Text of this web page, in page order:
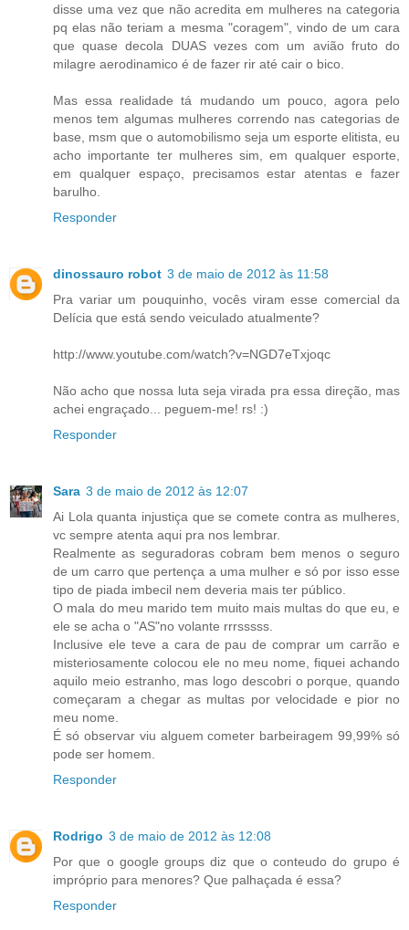
disse uma vez que não acredita em mulheres na categoria
pq elas não teriam a mesma "coragem", vindo de um cara
que quase decola DUAS vezes com um avião fruto do
milagre aerodinamico é de fazer rir até cair o bico.
Mas essa realidade tá mudando um pouco, agora pelo
menos tem algumas mulheres correndo nas categorias de
base, msm que o automobilismo seja um esporte elitista, eu
acho importante ter mulheres sim, em qualquer esporte,
em qualquer espaço, precisamos estar atentas e fazer
barulho.
Responder
dinossauro robot 3 de maio de 2012 às 11:58
Pra variar um pouquinho, vocês viram esse comercial da
Delícia que está sendo veiculado atualmente?
http://www.youtube.com/watch?v=NGD7eTxjoqc
Não acho que nossa luta seja virada pra essa direção, mas
achei engraçado... peguem-me! rs! :)
Responder
Sara 3 de maio de 2012 às 12:07
Ai Lola quanta injustiça que se comete contra as mulheres,
vc sempre atenta aqui pra nos lembrar.
Realmente as seguradoras cobram bem menos o seguro
de um carro que pertença a uma mulher e só por isso esse
tipo de piada imbecil nem deveria mais ter público.
O mala do meu marido tem muito mais multas do que eu, e
ele se acha o "AS"no volante rrrsssss.
Inclusive ele teve a cara de pau de comprar um carrão e
misteriosamente colocou ele no meu nome, fiquei achando
aquilo meio estranho, mas logo descobri o porque, quando
começaram a chegar as multas por velocidade e pior no
meu nome.
É só observar viu alguem cometer barbeiragem 99,99% só
pode ser homem.
Responder
Rodrigo 3 de maio de 2012 às 12:08
Por que o google groups diz que o conteudo do grupo é
impróprio para menores? Que palhaçada é essa?
Responder